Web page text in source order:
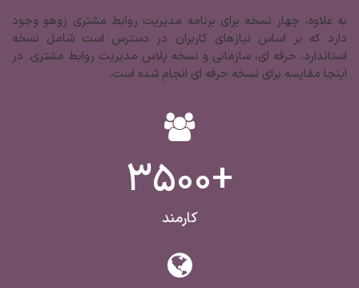
به علاوه، چهار نسخه برای برنامه مدیریت روابط مشتری زوهو وجود
دارد که بر اساس نیازهای کاربران در دسترس است شامل نسخه
استاندارد، حرفه ای، سازمانی و نسخه پلاس مدیریت روابط مشتری. در
اینجا مقایسه برای نسخه حرفه ای انجام شده است.
+3500
کارمند